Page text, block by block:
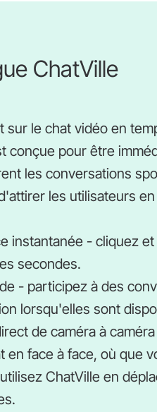
ChatVille
sur le chat vidéo en
conçue pour être
les conversations
les utilisateurs
instantanée - cliquez
secondes.
- participez à des
lorsqu'elles sont
de caméra à
en face à face, où que
ChatVille en